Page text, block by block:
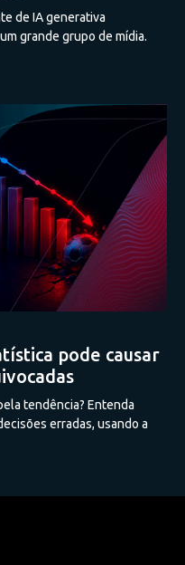
de IA generativa
grande grupo de mídia.
pode causar
tendência? Entenda
erradas, usando a